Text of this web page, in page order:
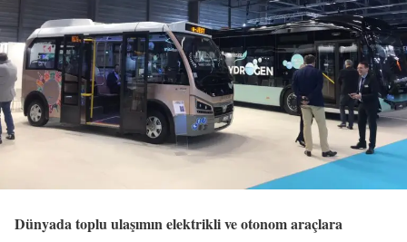
Dünyada toplu ulaşımın elektrikli ve otonom araçlara